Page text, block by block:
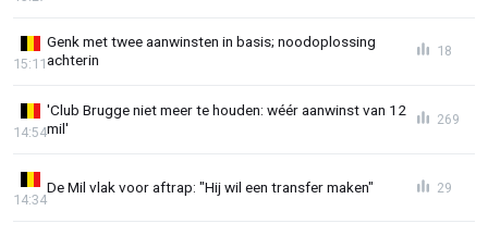
Genk met twee aanwinsten in basis; noodoplossing
achterin
15:11
18
'Club Brugge niet meer te houden: wéér aanwinst van 12
mil'
14:54
269
De Mil vlak voor aftrap: "Hij wil een transfer maken"
14:34
29